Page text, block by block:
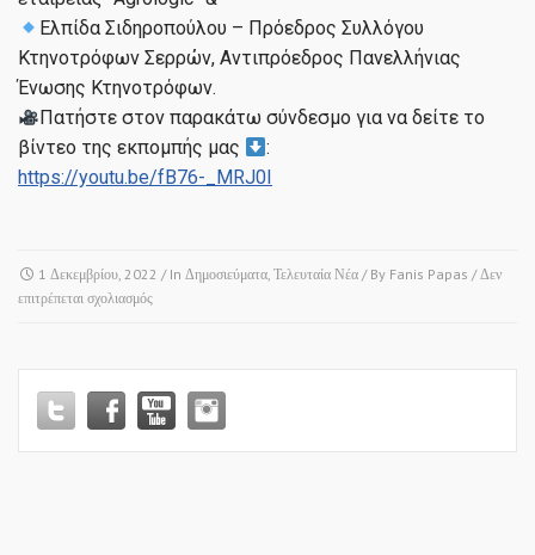
Ελπίδα Σιδηροπούλου – Πρόεδρος Συλλόγου
Κτηνοτρόφων Σερρών, Αντιπρόεδρος Πανελλήνιας
Ένωσης Κτηνοτρόφων.
Πατήστε στον παρακάτω σύνδεσμο για να δείτε το
βίντεο της εκπομπής μας
:
https://youtu.be/fB76-_MRJ0I
1 Δεκεμβρίου, 2022 / In Δημοσιεύματα, Τελευταία Νέα / By Fanis Papas /Δεν
επιτρέπεται σχολιασμόςστο
1
TV
/